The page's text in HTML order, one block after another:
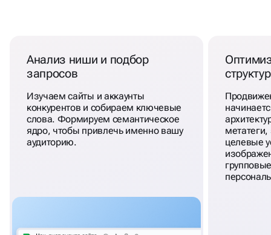
Анализ ниши и подбор
запросов
Изучаем сайты и аккаунты
конкурентов и собираем ключевые
слова. Формируем семантическое
ядро, чтобы привлечь именно вашу
аудиторию.
метатеги,
целевые